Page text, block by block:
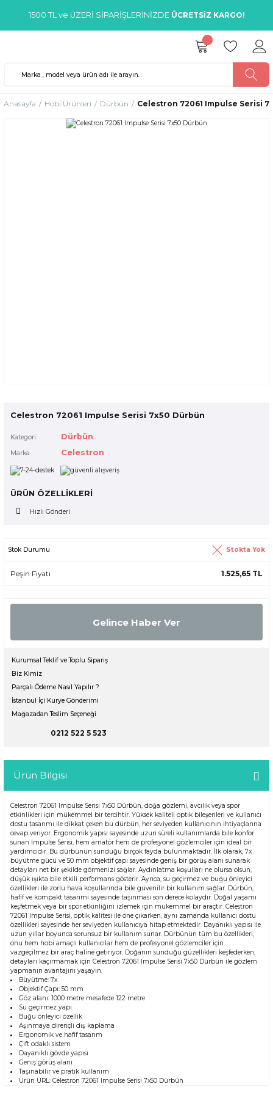
1500 TL ve ÜZERİ SİPARİŞLERİNİZDE ÜCRETSİZ KARGO!
Anasayfa Hobi Ürünleri Dürbün Celestron 72061 Impulse Serisi
Celestron 72061 Impulse Serisi 7x50 Dürbün
Kategori Dürbün
Marka Celestron
ÜRÜN ÖZELLİKLERİ
Hızlı Gönderi
Stok Durumu Stokta Yok
Peşin Fiyatı 1.525,65 TL
Gelince Haber Ver
Kurumsal Teklif ve Toplu Sipariş
Biz Kimiz
Parçalı Ödeme Nasıl Yapılır ?
İstanbul İçi Kurye Gönderimi
Mağazadan Teslim Seçeneği
0212 522 5 523
Ürün Bilgisi
Celestron 72061 Impulse Serisi 7x50 Dürbün, doğa gözlemi, avcılık veya spor
etkinlikleri için mükemmel bir tercihtir. Yüksek kaliteli optik bileşenleri ve kullanıcı
dostu tasarımı ile dikkat çeken bu dürbün, her seviyeden kullanıcının ihtiyaçlarına
cevap veriyor. Ergonomik yapısı sayesinde uzun süreli kullanımlarda bile konfor
sunan Impulse Serisi, hem amatör hem de profesyonel gözlemciler için ideal bir
yardımcıdır. Bu dürbünün sunduğu birçok fayda bulunmaktadır. İlk olarak, 7x
büyütme gücü ve 50 mm objektif çapı sayesinde geniş bir görüş alanı sunarak
detayları net bir şekilde görmenizi sağlar. Aydınlatma koşulları ne olursa olsun,
düşük ışıkta bile etkili performans gösterir. Ayrıca, su geçirmez ve buğu önleyici
özellikleri ile zorlu hava koşullarında bile güvenilir bir kullanım sağlar. Dürbün,
hafif ve kompakt tasarımı sayesinde taşınması son derece kolaydır. Doğal yaşamı
keşfetmek veya bir spor etkinliğini izlemek için mükemmel bir araçtır. Celestron
72061 Impulse Serisi, optik kalitesi ile öne çıkarken, aynı zamanda kullanıcı dostu
özellikleri sayesinde her seviyeden kullanıcıya hitap etmektedir. Dayanıklı yapısı ile
uzun yıllar boyunca sorunsuz bir kullanım sunar. Dürbünün tüm bu özellikleri,
onu hem hobi amaçlı kullanıcılar hem de profesyonel gözlemciler için
vazgeçilmez bir araç haline getiriyor. Doğanın sunduğu güzellikleri keşfederken,
detayları kaçırmamak için Celestron 72061 Impulse Serisi 7x50 Dürbün ile gözlem
yapmanın avantajını yaşayın.
Büyütme: 7x
Objektif Çapı: 50 mm
Göz alanı: 1000 metre mesafede 122 metre
Su geçirmez yapı
Buğu önleyici özellik
Aşınmaya dirençli dış kaplama
Ergonomik ve hafif tasarım
Çift odaklı sistem
Dayanıklı gövde yapısı
Geniş görüş alanı
Taşınabilir ve pratik kullanım
Ürün URL:Celestron 72061 Impulse Serisi 7x50 Dürbün